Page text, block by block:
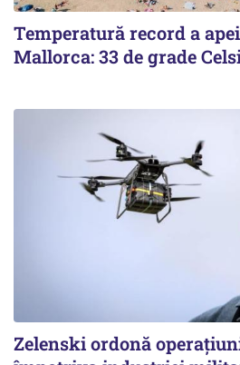
Temperatură record a
Mallorca: 33 de grade
Zelenski ordonă